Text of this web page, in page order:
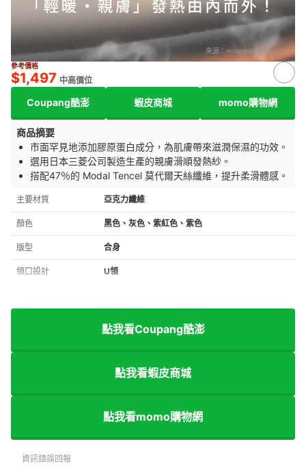
來源：momoshop.com.tw
參考價格
$1,497 中高價位
Coupang酷澎 蝦皮商城 momo購物網
商品摘要
市面罕見地添加膠原蛋白成分，為肌膚帶來滋潤保濕的功效。
選用日本三菱公司製造生產的親膚滑順發熱紗。
搭配47％的 Modal Tencel 莫代爾天絲纖維，提升柔滑體感。
主要材質 亞克力纖維
顏色 黑色、灰色、紫紅色、紫色
版型 合身
領口設計 U領
點我看Coupang酷澎
點我看蝦皮商城
點我看momo購物網
資訊錯誤回報